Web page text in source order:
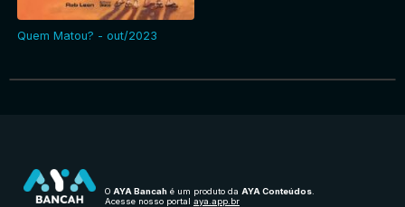
Quem Matou? - out/2023
O AYA Bancah é um produto da AYA Conteúdos
Acesse nosso portal aya.app.br